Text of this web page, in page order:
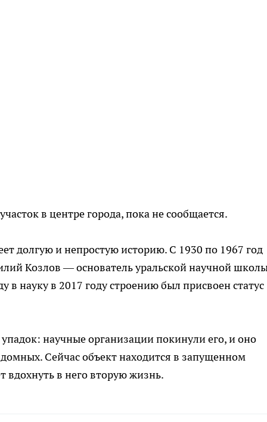
в центре города, пока не сообщается.
долгую и непростую историю. С 1930 по 1967 год
Козлов — основатель уральской научной
в науку в 2017 году строению был присвоен статус
научные организации покинули его, и оно
Сейчас объект находится в запущенном
вдохнуть в него вторую жизнь.